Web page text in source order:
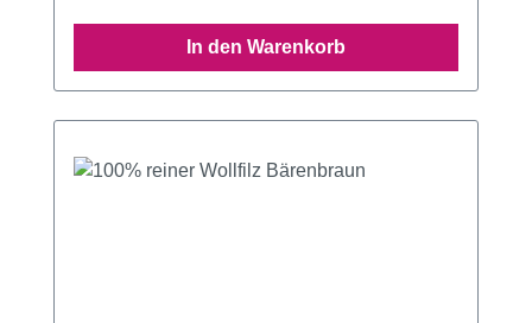
In den Warenkorb